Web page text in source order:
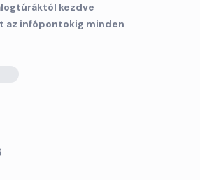
kezdve
az infópontokig minden